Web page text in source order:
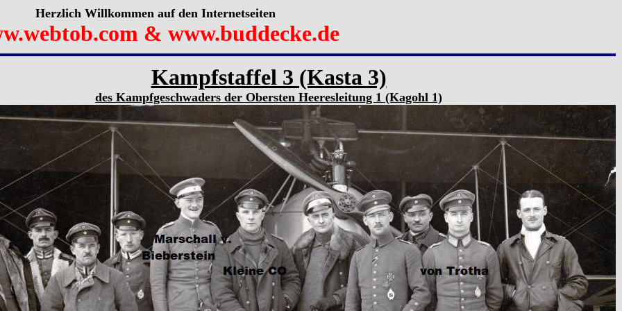
Herzlich Willkommen auf den Internetseiten
& www.buddecke.de
Kampfstaffel 3 (Kasta 3)
des Kampfgeschwaders der Obersten Heeresleitung 1 (Kagohl 1)